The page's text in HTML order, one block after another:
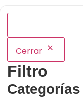
Cerrar
Filtro
Categorías